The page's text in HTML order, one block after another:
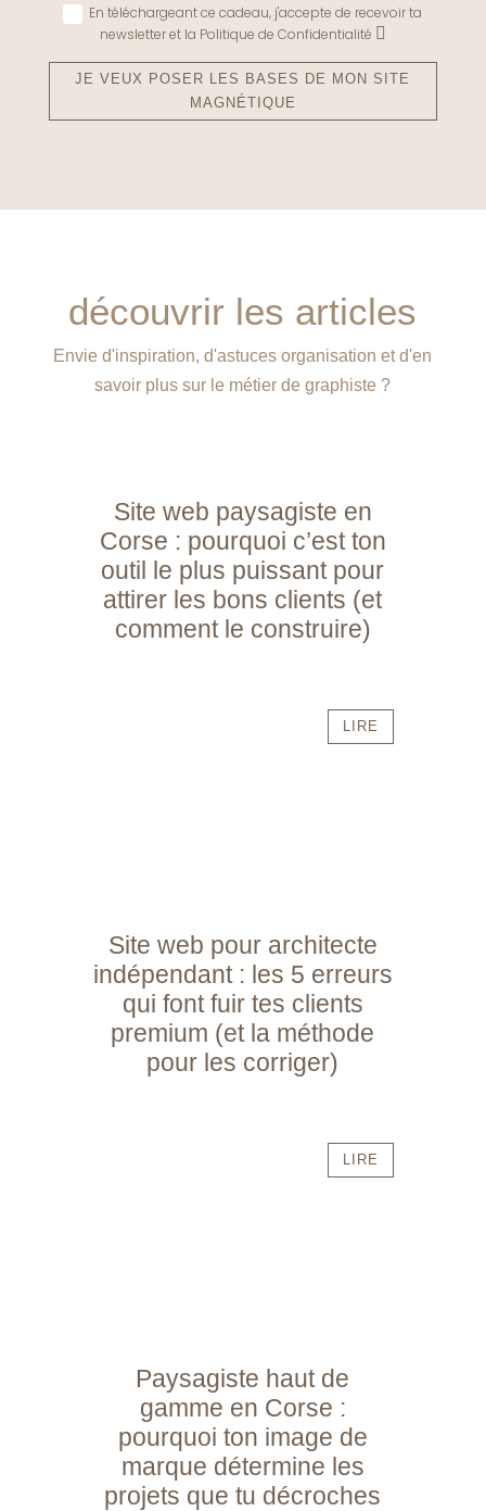
En téléchargeant ce cadeau, j'accepte de recevoir ta
newsletter et la Politique de Confidentialité
JE VEUX POSER LES BASES DE MON SITE
MAGNÉTIQUE
découvrir les articles
Envie d'inspiration, d'astuces organisation et d'en
savoir plus sur le métier de graphiste ?
Site web paysagiste en
Corse : pourquoi c’est ton
outil le plus puissant pour
attirer les bons clients (et
comment le construire)
LIRE
Site web pour architecte
indépendant : les 5 erreurs
qui font fuir tes clients
premium (et la méthode
pour les corriger)
LIRE
Paysagiste haut de
gamme en Corse :
pourquoi ton image de
marque détermine les
projets que tu décroches